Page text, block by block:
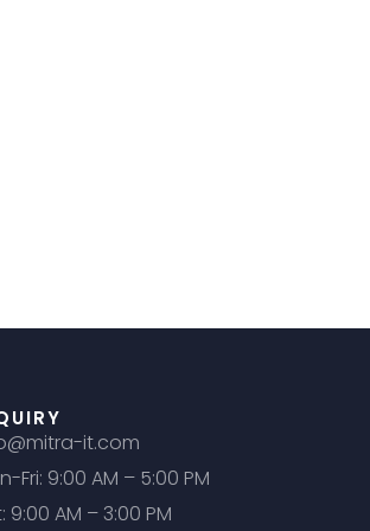
it.com
Fri: 9:00 AM – 5:00 PM
9:00 AM – 3:00 PM